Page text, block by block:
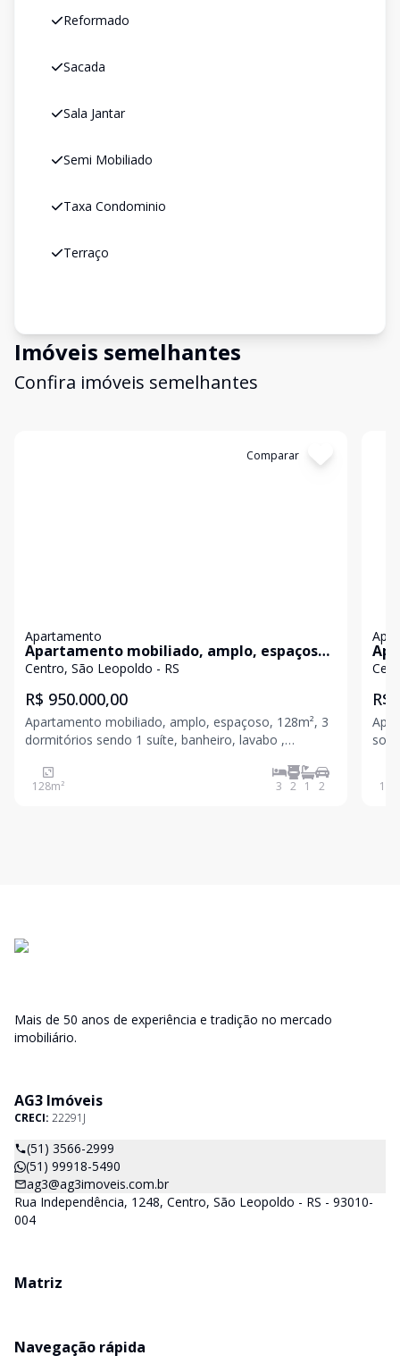
Reformado
Sacada
Sala Jantar
Semi Mobiliado
Taxa Condominio
Terraço
Imóveis semelhantes
Confira imóveis semelhantes
Comparar
Apartamento
Apartamento mobiliado, amplo, espaçoso
com ótima localização!
Centro, São Leopoldo - RS
R$ 950.000,00
Apartamento mobiliado, amplo, espaçoso, 128m², 3
dormitórios sendo 1 suíte, banheiro, lavabo ,
serviço, sacada com churrasqueira e 2 vagas de
garagem cobertas. Localizado no centro, condomínio
128m² 3 2 1 2
R$
3
175
Mais de 50 anos de experiência e tradição no mercado
imobiliário.
AG3 Imóveis
CRECI: 22291J
(51) 3566-2999
(51) 99918-5490
ag3@ag3imoveis.com.br
Rua Independência, 1248, Centro, São Leopoldo - RS - 93010-
004
Matriz
Navegação rápida